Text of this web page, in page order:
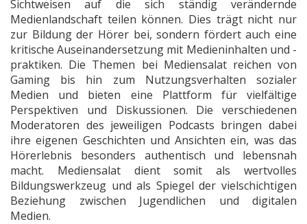
Sichtweisen auf die sich ständig verändernde
Medienlandschaft teilen können. Dies trägt nicht nur
zur Bildung der Hörer bei, sondern fördert auch eine
kritische Auseinandersetzung mit Medieninhalten und -
praktiken. Die Themen bei Mediensalat reichen von
Gaming bis hin zum Nutzungsverhalten sozialer
Medien und bieten eine Plattform für vielfältige
Perspektiven und Diskussionen. Die verschiedenen
Moderatoren des jeweiligen Podcasts bringen dabei
ihre eigenen Geschichten und Ansichten ein, was das
Hörerlebnis besonders authentisch und lebensnah
macht. Mediensalat dient somit als wertvolles
Bildungswerkzeug und als Spiegel der vielschichtigen
Beziehung zwischen Jugendlichen und digitalen
Medien.